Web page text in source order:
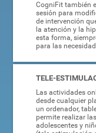
CogniFit también
sesión para
de intervención
la atención y la
esta forma,
para las
TELE-
Las actividades
desde cualquier
un ordenador,
permite realizar
adolescentes y